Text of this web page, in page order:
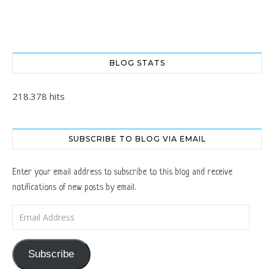
BLOG STATS
218.378 hits
SUBSCRIBE TO BLOG VIA EMAIL
Enter your email address to subscribe to this blog and receive
notifications of new posts by email.
Subscribe